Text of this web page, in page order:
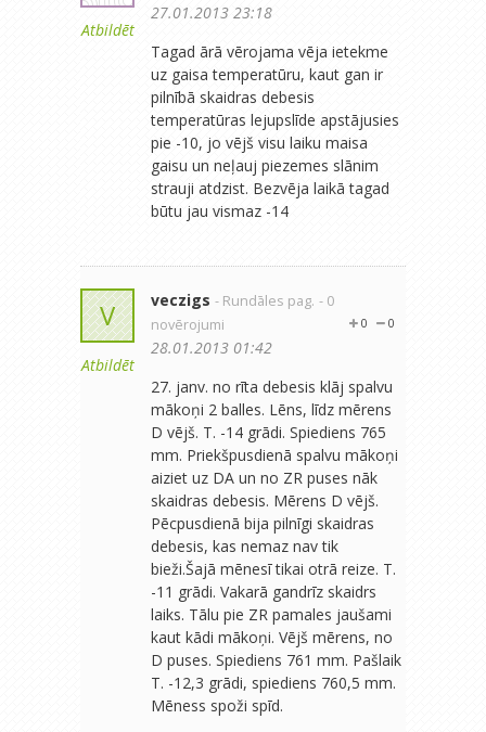
Atbildēt
27.01.2013 23:18
Tagad ārā vērojama vēja ietekme
uz gaisa temperatūru, kaut gan ir
pilnībā skaidras debesis
temperatūras lejupslīde apstājusies
pie -10, jo vējš visu laiku maisa
gaisu un neļauj piezemes slānim
strauji atdzist. Bezvēja laikā tagad
būtu jau vismaz -14
V
Atbildēt
veczigs - Rundāles pag. - 0
novērojumi
0
0
28.01.2013 01:42
27. janv. no rīta debesis klāj spalvu
mākoņi 2 balles. Lēns, līdz mērens
D vējš. T. -14 grādi. Spiediens 765
mm. Priekšpusdienā spalvu mākoņi
aiziet uz DA un no ZR puses nāk
skaidras debesis. Mērens D vējš.
Pēcpusdienā bija pilnīgi skaidras
debesis, kas nemaz nav tik
bieži.Šajā mēnesī tikai otrā reize. T.
-11 grādi. Vakarā gandrīz skaidrs
laiks. Tālu pie ZR pamales jaušami
kaut kādi mākoņi. Vējš mērens, no
D puses. Spiediens 761 mm. Pašlaik
T. -12,3 grādi, spiediens 760,5 mm.
Mēness spoži spīd.